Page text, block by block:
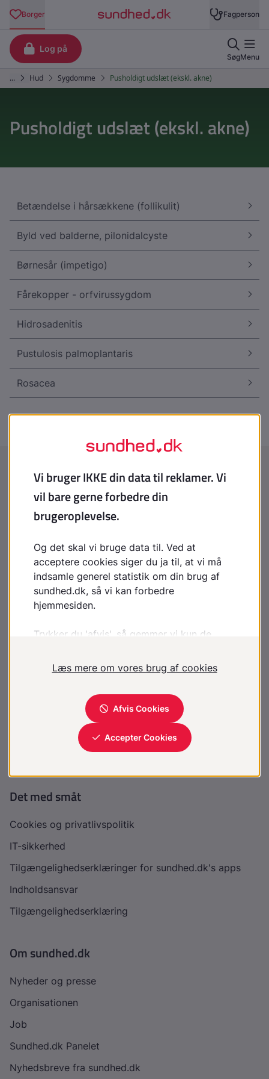
Pusholdigt udslæt (ekskl. akne)
Betændelse i hårsækkene (follikulit)
Byld ved balderne, pilonidalcyste
Børnesår (impetigo)
Fårekopper - orfvirussygdom
Hidrosadenitis
Pustulosis palmoplantaris
Rosacea